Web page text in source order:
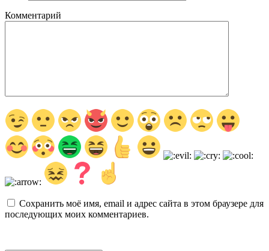
Комментарий
Сохранить моё имя, email и адрес сайта в этом браузере для
последующих моих комментариев.